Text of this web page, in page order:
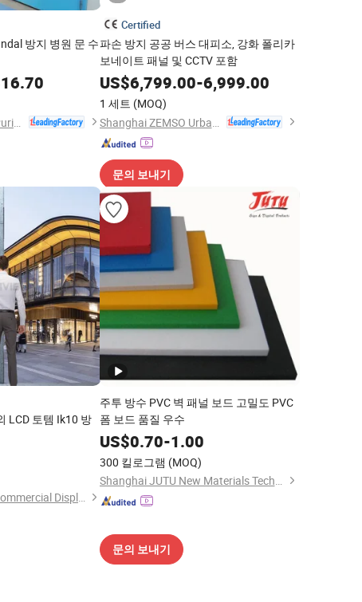
방지 병원 문 수
Certified
파손 방지 공공 버스 대피소, 강화 폴리카
보네이트 패널 및 CCTV 포함
US$6,799.00-6,999.00
1 세트 (MOQ)
문의 보내기
LCD 토템 Ik10 방
Shenzhen Uniview Commercial Display Co., Ltd.
주투 방수 PVC 벽 패널 보드 고밀도 PVC
폼 보드 품질 우수
US$0.70-1.00
300 킬로그램 (MOQ)
Shanghai JUTU New Materials Technology Limited
문의 보내기